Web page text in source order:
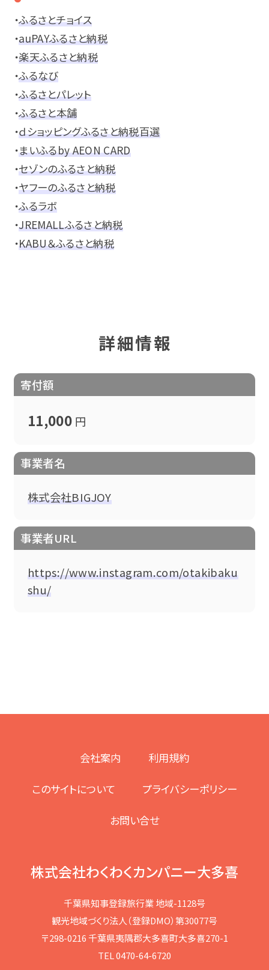
・ふるさとチョイス
・auPAYふるさと納税
・楽天ふるさと納税
・ふるなび
・ふるさとパレット
・ふるさと本舗
・ｄショッピングふるさと納税百選
・まいふるby AEON CARD
・セゾンのふるさと納税
・ヤフーのふるさと納税
・ふるラボ
・JREMALLふるさと納税
・KABU＆ふるさと納税
詳細情報
寄付額
11,000 円
事業者名
株式会社BIGJOY
事業者URL
https://www.instagram.com/otakibaku
shu/
会社案内 利用規約
このサイトについて プライバシーポリシー
お問い合せ
株式会社わくわくカンパニー大多喜
千葉県知事登録旅行業 地域-1128号
観光地域づくり法人（登録DMO）第30077号
〒298-0216 千葉県夷隅郡大多喜町大多喜270-1
TEL 0470-64-6720